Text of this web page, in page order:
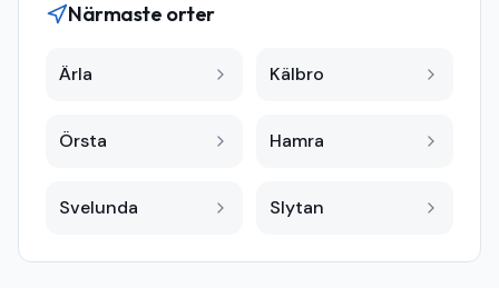
Närmaste orter
Ärla Kälbro
Örsta Hamra
Svelunda Slytan